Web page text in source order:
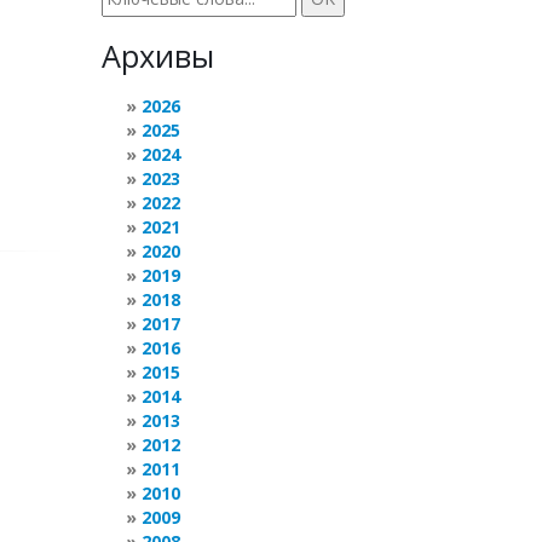
Архивы
2026
2025
2024
2023
2022
2021
2020
2019
2018
2017
2016
2015
2014
2013
2012
2011
2010
2009